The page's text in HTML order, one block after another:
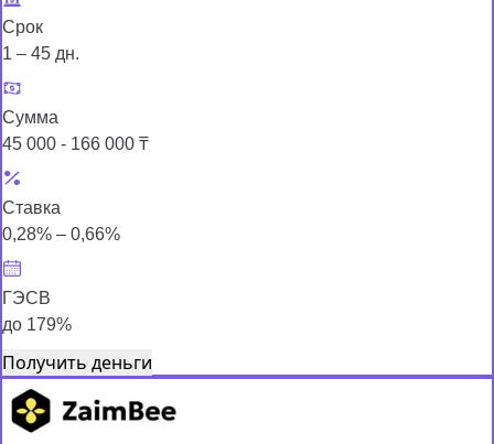
Срок
1 – 45 дн.
Сумма
45 000 - 166 000 ₸
Ставка
0,28% – 0,66%
ГЭСВ
до 179%
Получить деньги